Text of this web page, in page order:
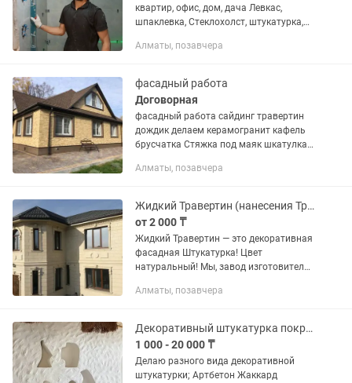
квартир, офис, дом, дача Левкас,
шпаклевка, Стеклохолст, штукатурка,
плинтус, гантели... Санузел под ключ🔐
Алматы, позавчера
фасадный работа
Договорная
фасадный работа сайдинг травертин
дождик делаем керамогранит кафель
брусчатка Стяжка под маяк шкатулка
Алматы, позавчера
Жидкий Травертин (нанесения Травертина и лак )монтаж
от 2 000 ₸
Жидкий Травертин — это декоративная
фасадная Штукатурка! Цвет
натуральный! Мы, завод изготовитель,
индивидуально! ТРАВЕРТИН 20 кг (
Алматы, позавчера
Декоративный штукатурка покраска
1 000 - 20 000 ₸
Делаю разного вида декоративной
штукатурки; Артбетон Жаккард